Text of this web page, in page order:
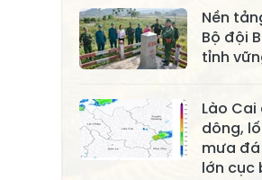
Xã Mỏ Vàng
Xã Lục Yên
Xã
Xã Mường Lai
Xã
Xã Yên Thành
Xã
Nền
Bộ đội
tỉnh
Lào
dông,
mưa
lớn cục